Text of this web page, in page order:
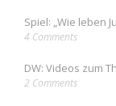
Spiel: „Wie leben
4 Comments
DW: Videos zum
2 Comments